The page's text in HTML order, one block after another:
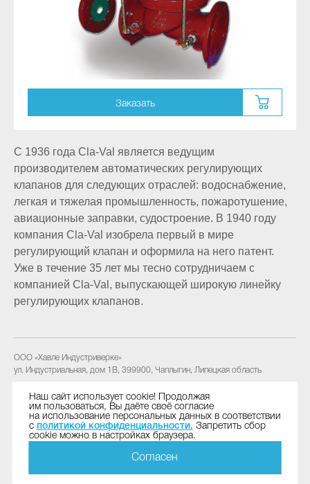
Заказать
С 1936 года Cla-Val является ведущим
производителем автоматических регулирующих
клапанов для следующих отраслей: водоснабжение,
легкая и тяжелая промышленность, пожаротушение,
авиационные заправки, судостроение. В 1940 году
компания Cla-Val изобрела первый в мире
регулирующий клапан и оформила на него патент.
Уже в течение 35 лет мы тесно сотрудничаем с
компанией Cla-Val, выпускающей широкую линейку
регулирующих клапанов.
ООО «Хавле Индустриверке»
ул. Индустриальная, дом 1В, 399900, Чаплыгин, Липецкая область
Тел.:+7 | 47475 | 2 41 18
Факс:+7 | 47475 | 2 41 19
E-Mail:industriewerke@hawle.ru
Подписаться на рассылку
Наш сайт использует cookie! Продолжая
им пользоваться, Вы даёте своё согласие
на использование персональных данных в соответствии
с политикой конфиденциальности. Запретить сбор
cookie можно в настройках браузера.
Согласен